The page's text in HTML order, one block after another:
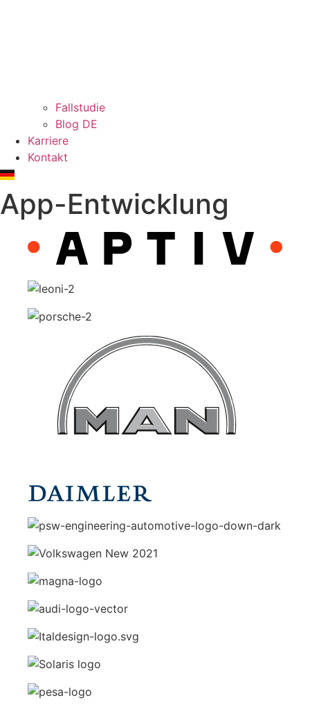
Fallstudie
Blog DE
Karriere
Kontakt
App-Entwicklung